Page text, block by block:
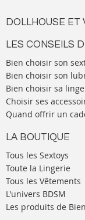
DOLLHOUSE ET
LES CONSEILS
Bien choisir son
Bien choisir son
Bien choisir sa
Choisir ses
Quand offrir un
LA BOUTIQUE
Tous les Sextoys
Toute la Lingerie
Tous les Vêtements
L'univers BDSM
Les produits de